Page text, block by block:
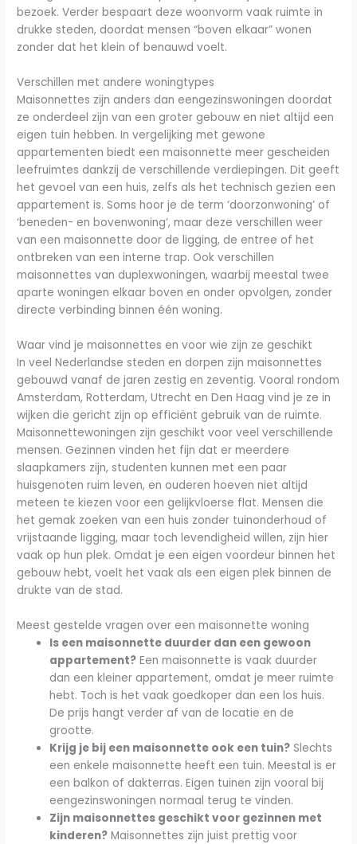
bezoek. Verder bespaart deze woonvorm vaak ruimte in
drukke steden, doordat mensen “boven elkaar” wonen
zonder dat het klein of benauwd voelt.
Verschillen met andere woningtypes
Maisonnettes zijn anders dan eengezinswoningen doordat
ze onderdeel zijn van een groter gebouw en niet altijd een
eigen tuin hebben. In vergelijking met gewone
appartementen biedt een maisonnette meer gescheiden
leefruimtes dankzij de verschillende verdiepingen. Dit geeft
het gevoel van een huis, zelfs als het technisch gezien een
appartement is. Soms hoor je de term ‘doorzonwoning’ of
‘beneden- en bovenwoning’, maar deze verschillen weer
van een maisonnette door de ligging, de entree of het
ontbreken van een interne trap. Ook verschillen
maisonnettes van duplexwoningen, waarbij meestal twee
aparte woningen elkaar boven en onder opvolgen, zonder
directe verbinding binnen één woning.
Waar vind je maisonnettes en voor wie zijn ze geschikt
In veel Nederlandse steden en dorpen zijn maisonnettes
gebouwd vanaf de jaren zestig en zeventig. Vooral rondom
Amsterdam, Rotterdam, Utrecht en Den Haag vind je ze in
wijken die gericht zijn op efficiënt gebruik van de ruimte.
Maisonnettewoningen zijn geschikt voor veel verschillende
mensen. Gezinnen vinden het fijn dat er meerdere
slaapkamers zijn, studenten kunnen met een paar
huisgenoten ruim leven, en ouderen hoeven niet altijd
meteen te kiezen voor een gelijkvloerse flat. Mensen die
het gemak zoeken van een huis zonder tuinonderhoud of
vrijstaande ligging, maar toch levendigheid willen, zijn hier
vaak op hun plek. Omdat je een eigen voordeur binnen het
gebouw hebt, voelt het vaak als een eigen plek binnen de
drukte van de stad.
Meest gestelde vragen over een maisonnette woning
Is een maisonnette duurder dan een gewoon
appartement? Een maisonnette is vaak duurder
dan een kleiner appartement, omdat je meer ruimte
hebt. Toch is het vaak goedkoper dan een los huis.
De prijs hangt verder af van de locatie en de
grootte.
Krijg je bij een maisonnette ook een tuin? Slechts
een enkele maisonnette heeft een tuin. Meestal is er
een balkon of dakterras. Eigen tuinen zijn vooral bij
eengezinswoningen normaal terug te vinden.
Zijn maisonnettes geschikt voor gezinnen met
kinderen? Maisonnettes zijn juist prettig voor